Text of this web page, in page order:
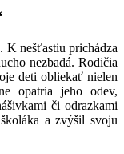
nešťastiu prichádza
nezbadá. Rodičia
deti obliekať nielen
opatria jeho odev,
či odrazkami
a zvýšil svoju